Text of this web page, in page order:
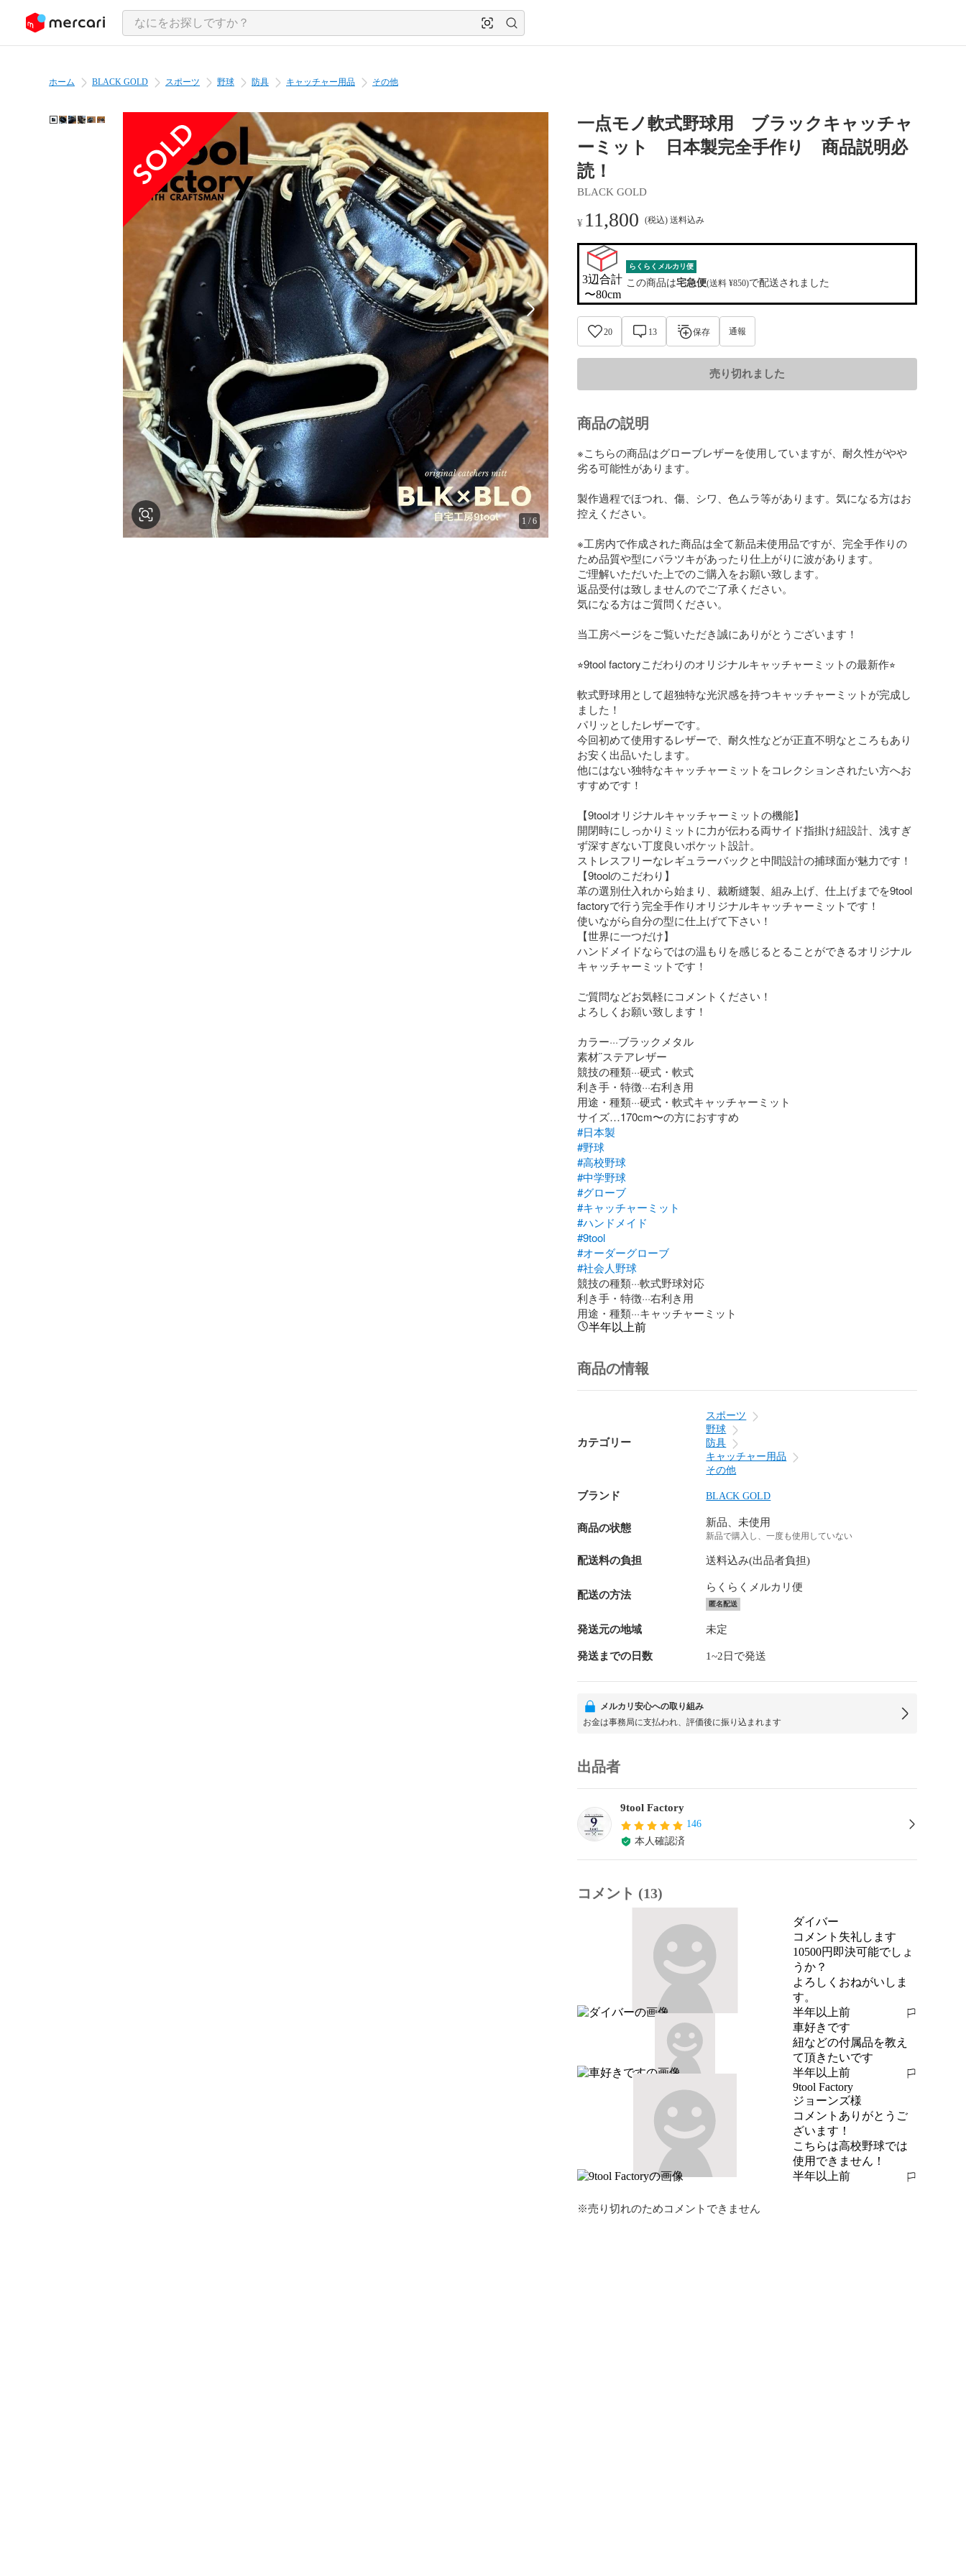
ツにスキップ
ホーム BLACK GOLD スポーツ 野球 防具 キャッチャー用品 その他
1 /6
一点モノ軟式野球用 ブラックキャッチャ
ーミット 日本製完全手作り 商品説明必
読！
BLACK GOLD
¥ 11,800 (税込) 送料込み
3辺合計
〜80cm
らくらくメルカリ便
この商品は宅急便(送料 ¥850)で配送されました
20 13 保存 通報
売り切れました
商品の説明
※こちらの商品はグローブレザーを使用していますが、耐久性がやや
劣る可能性があります。
製作過程でほつれ、傷、シワ、色ムラ等があります。気になる方はお
控えください。
※工房内で作成された商品は全て新品未使用品ですが、完全手作りの
ため品質や型にバラツキがあったり仕上がりに波があります。
ご理解いただいた上でのご購入をお願い致します。
返品受付は致しませんのでご了承ください。
気になる方はご質問ください。
当工房ページをご覧いただき誠にありがとうございます！
⭐︎9tool factoryこだわりのオリジナルキャッチャーミットの最新作⭐︎
軟式野球用として超独特な光沢感を持つキャッチャーミットが完成し
ました！
パリッとしたレザーです。
今回初めて使用するレザーで、耐久性などが正直不明なところもあり
お安く出品いたします。
他にはない独特なキャッチャーミットをコレクションされたい方へお
すすめです！
【9toolオリジナルキャッチャーミットの機能】
開閉時にしっかりミットに力が伝わる両サイド指掛け紐設計、浅すぎ
ず深すぎない丁度良いポケット設計。
ストレスフリーなレギュラーバックと中間設計の捕球面が魅力です！
【9toolのこだわり】
革の選別仕入れから始まり、裁断縫製、組み上げ、仕上げまでを9tool
factoryで行う完全手作りオリジナルキャッチャーミットです！
使いながら自分の型に仕上げて下さい！
【世界に一つだけ】
ハンドメイドならではの温もりを感じるとることができるオリジナル
キャッチャーミットです！
ご質問などお気軽にコメントください！
よろしくお願い致します！
カラー···ブラックメタル
素材¨ステアレザー
競技の種類···硬式・軟式
利き手・特徴···右利き用
用途・種類···硬式・軟式キャッチャーミット
#日本製
#野球
#高校野球
#中学野球
#グローブ
#キャッチャーミット
#ハンドメイド
#9tool
#オーダーグローブ
#社会人野球
競技の種類···軟式野球対応
利き手・特徴···右利き用
用途・種類···キャッチャーミット
半年以上前
商品の情報
カテゴリー
スポーツ
野球
防具
キャッチャー用品
その他
ブランド BLACK GOLD
商品の状態 新品、未使用
新品で購入し、一度も使用していない
配送料の負担 送料込み(出品者負担)
配送の方法
らくらくメルカリ便
匿名配送
発送元の地域 未定
発送までの日数 1~2日で発送
メルカリ安心への取り組み
お金は事務局に支払われ、評価後に振り込まれます
出品者
9tool Factory
146
本人確認済
コメント (13)
ダイバー
コメント失礼します
10500円即決可能でしょ
うか？
よろしくおねがいしま
す。
半年以上前
報告する
車好きです
紐などの付属品を教え
て頂きたいです
半年以上前
報告する
9tool Factory
ジョーンズ様
コメントありがとうご
ざいます！
こちらは高校野球では
使用できません！
半年以上前
報告する
※売り切れのためコメントできません